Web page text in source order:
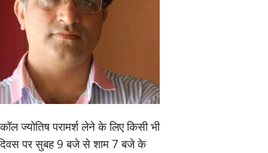
ज्‍योतिष परामर्श लेने के लिए किसी भी
पर सुबह 9 बजे से शाम 7 बजे के